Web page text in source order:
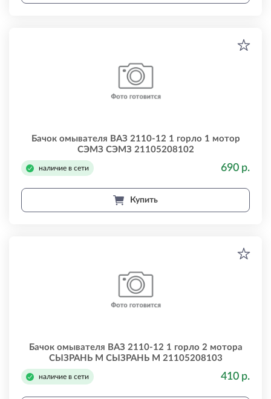
Бачок омывателя ВАЗ 2110-12 1 горло 1 мотор
СЭМЗ СЭМЗ 21105208102
наличие в сети 690 р.
Купить
Бачок омывателя ВАЗ 2110-12 1 горло 2 мотора
СЫЗРАНЬ М СЫЗРАНЬ М 21105208103
наличие в сети 410 р.